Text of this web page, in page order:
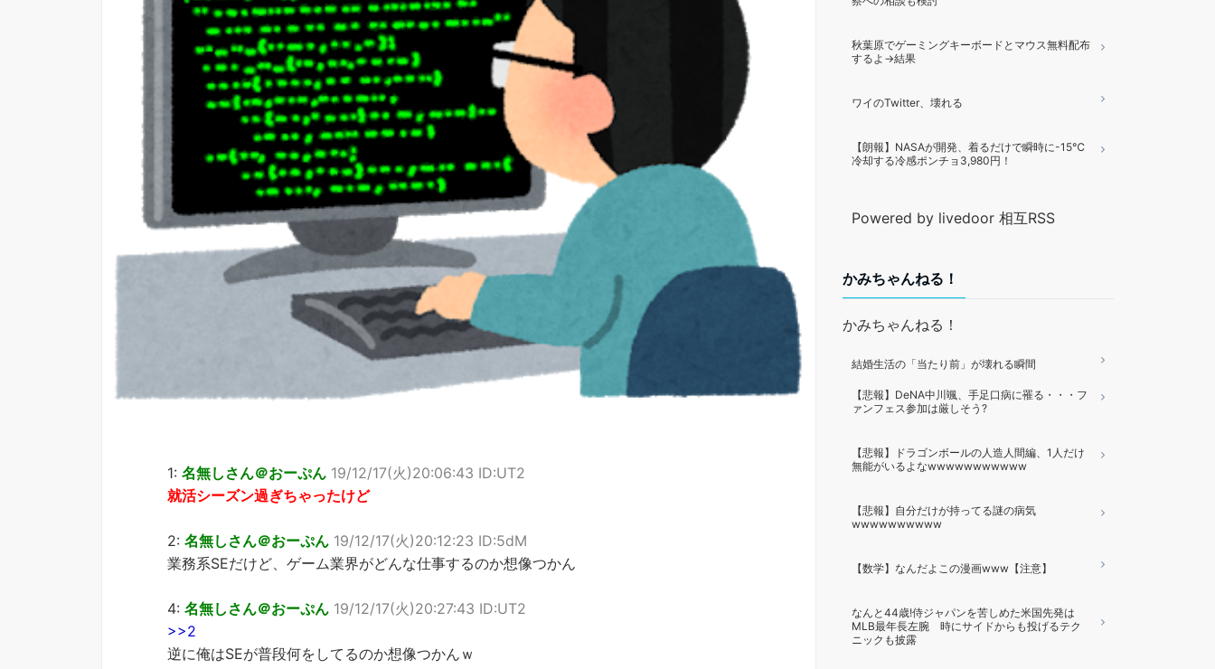
1: 名無しさん＠おーぷん 19/12/17(火)20:06:43 ID:UT2
就活シーズン過ぎちゃったけど
2: 名無しさん＠おーぷん 19/12/17(火)20:12:23 ID:5dM
業務系SEだけど、ゲーム業界がどんな仕事するのか想像つかん
4: 名無しさん＠おーぷん 19/12/17(火)20:27:43 ID:UT2
>>2
逆に俺はSEが普段何をしてるのか想像つかんｗ
秋葉原でゲーミングキーボードとマウス無料配布
するよ→結果
ワイのTwitter、壊れる
【朗報】NASAが開発、着るだけで瞬時に-15℃
冷却する冷感ポンチョ3,980円！
Powered by livedoor 相互RSS
かみちゃんねる！
かみちゃんねる！
結婚生活の「当たり前」が壊れる瞬間
【悲報】DeNA中川颯、手足口病に罹る・・・フ
ァンフェス参加は厳しそう?
【悲報】ドラゴンボールの人造人間編、1人だけ
無能がいるよなwwwwwwwwwww
【悲報】自分だけが持ってる謎の病気
wwwwwwwwww
【数学】なんだよこの漫画www【注意】
なんと44歳!侍ジャパンを苦しめた米国先発は
MLB最年長左腕 時にサイドからも投げるテク
ニックも披露